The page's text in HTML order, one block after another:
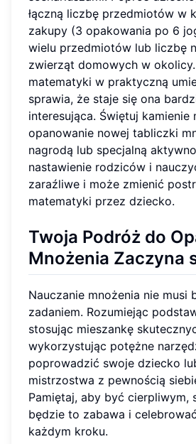
łączną liczbę przedmiotów w
zakupy (3 opakowania po 6
wielu przedmiotów lub liczbę
zwierząt domowych w okolicy.
matematyki w praktyczną
sprawia, że staje się ona
interesująca. Świętuj kamienie
opanowanie nowej tabliczki
nagrodą lub specjalną
nastawienie rodziców i
zaraźliwe i może zmienić
matematyki przez dziecko.
Twoja Podróż do
Mnożenia Zaczyna
Nauczanie mnożenia nie musi
zadaniem. Rozumiejąc
stosując mieszankę
wykorzystując potężne
poprowadzić swoje dziecko
mistrzostwa z pewnością
Pamiętaj, aby być cierpliwym,
będzie to zabawa i
każdym kroku.